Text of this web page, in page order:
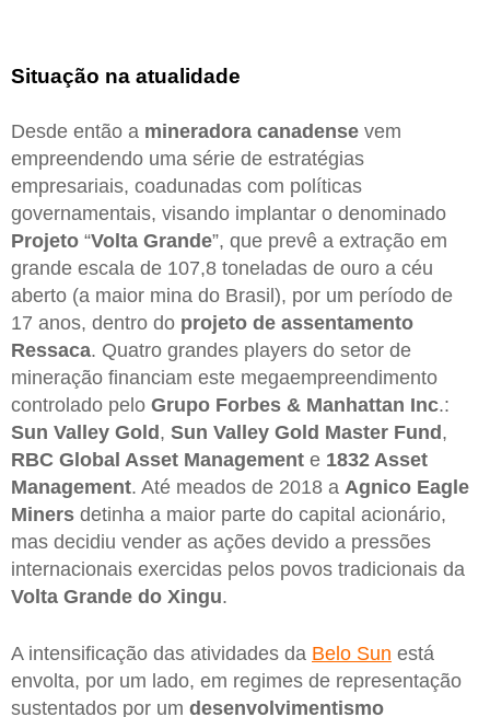
Situação na atualidade
Desde então a mineradora canadense vem
empreendendo uma série de estratégias
empresariais, coadunadas com políticas
governamentais, visando implantar o denominado
Projeto “Volta Grande”, que prevê a extração em
grande escala de 107,8 toneladas de ouro a céu
aberto (a maior mina do Brasil), por um período de
17 anos, dentro do projeto de assentamento
Ressaca. Quatro grandes players do setor de
mineração financiam este megaempreendimento
controlado pelo Grupo Forbes & Manhattan Inc.:
Sun Valley Gold, Sun Valley Gold Master Fund,
RBC Global Asset Management e 1832 Asset
Management. Até meados de 2018 a Agnico Eagle
Miners detinha a maior parte do capital acionário,
mas decidiu vender as ações devido a pressões
internacionais exercidas pelos povos tradicionais da
Volta Grande do Xingu.
A intensificação das atividades da Belo Sun está
envolta, por um lado, em regimes de representação
sustentados por um desenvolvimentismo